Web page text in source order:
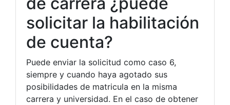
solicitar la habilitación
de cuenta?
Puede enviar la solicitud como caso 6,
siempre y cuando haya agotado sus
posibilidades de matricula en la misma
carrera y universidad. En el caso de obtener